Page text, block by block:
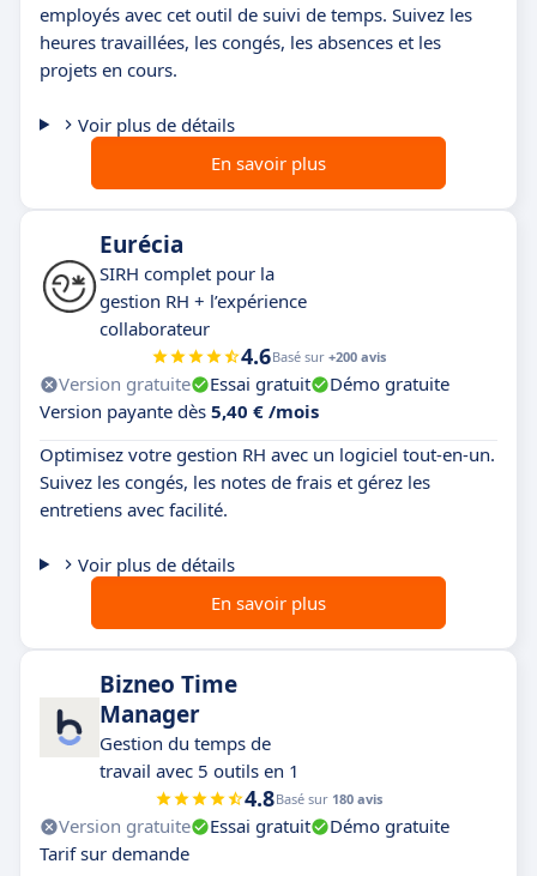
employés avec cet outil de suivi de temps. Suivez les
heures travaillées, les congés, les absences et les
projets en cours.
Voir plus de détails
En savoir plus
Eurécia
SIRH complet pour la
gestion RH + l’expérience
collaborateur
4.6Basé sur +200 avis
Version gratuite Essai gratuit
Démo gratuite
Version payante dès 5,40 € /mois
Optimisez votre gestion RH avec un logiciel tout-en-un.
Suivez les congés, les notes de frais et gérez les
entretiens avec facilité.
Voir plus de détails
En savoir plus
Bizneo Time
Manager
Gestion du temps de
travail avec 5 outils en 1
4.8Basé sur 180 avis
Version gratuite Essai gratuit
Démo gratuite
Tarif sur demande